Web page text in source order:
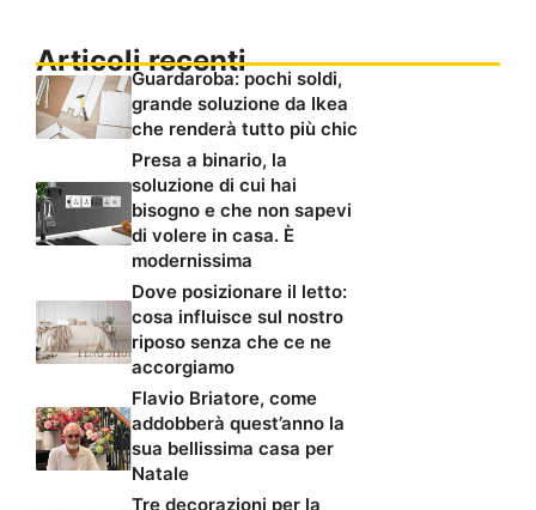
Articoli recenti
Guardaroba: pochi soldi,
grande soluzione da Ikea
che renderà tutto più chic
Presa a binario, la
soluzione di cui hai
bisogno e che non sapevi
di volere in casa. È
modernissima
Dove posizionare il letto:
cosa influisce sul nostro
riposo senza che ce ne
accorgiamo
Flavio Briatore, come
addobberà quest’anno la
sua bellissima casa per
Natale
Tre decorazioni per la